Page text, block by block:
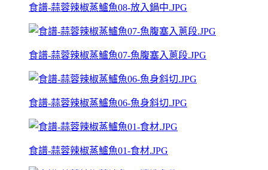
食譜-蒜蓉辣椒蒸鱸魚08-放入鍋中.JPG
食譜-蒜蓉辣椒蒸鱸魚07-魚腹塞入蔥段.JPG
食譜-蒜蓉辣椒蒸鱸魚06-魚身斜切.JPG
食譜-蒜蓉辣椒蒸鱸魚01-食材.JPG